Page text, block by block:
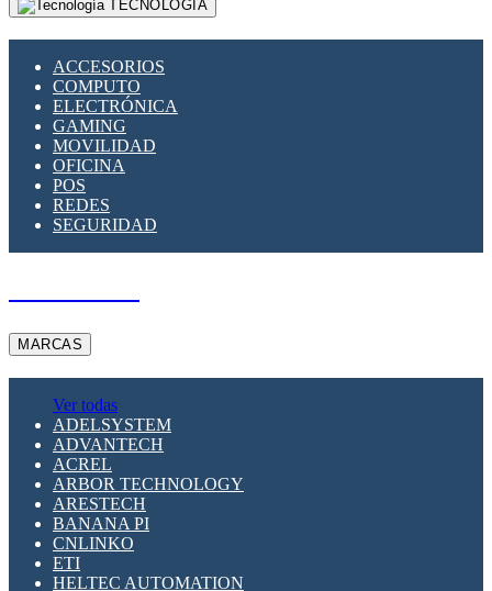
MONTAJE PANEL SOLAR
SUPRESOR DE TRANSIENTES SPDS PARA
APLICACIONES FOTOVOLTAICAS
TECNOLOGÍA
ACCESORIOS
COMPUTO
ELECTRÓNICA
GAMING
MOVILIDAD
OFICINA
POS
REDES
SEGURIDAD
MARCAS
Ver todas
ADELSYSTEM
ADVANTECH
ACREL
ARBOR TECHNOLOGY
ARESTECH
BANANA PI
CNLINKO
ETI
HELTEC AUTOMATION